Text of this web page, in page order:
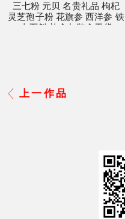
三七粉 元贝 名贵礼品 枸杞
灵芝孢子粉 花旗参 西洋参 铁
皮石斛 礼盒包装盒干货
上一作品